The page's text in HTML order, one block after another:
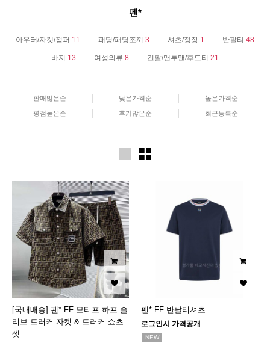
펜*
아우터/자켓/점퍼 11 패딩/패딩조끼 3 셔츠/정장 1 반팔티 48
바지 13 여성의류 8 긴팔/맨투맨/후드티 21
판매많은순 낮은가격순 높은가격순
평점높은순 후기많은순 최근등록순
[국내배송] 펜* FF 모티프 하프 슬
리브 트러커 자켓 & 트러커 쇼츠
셋
펜* FF 반팔티셔츠
로그인시 가격공개
NEW